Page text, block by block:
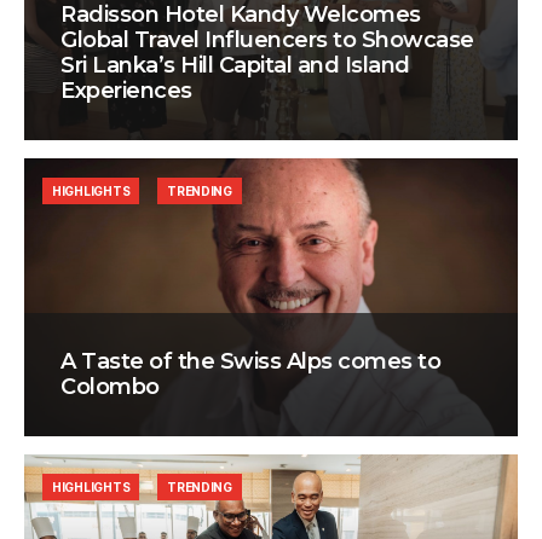
Radisson Hotel Kandy Welcomes
Global Travel Influencers to Showcase
Sri Lanka’s Hill Capital and Island
Experiences
A Taste of the Swiss Alps comes to
Colombo
HIGHLIGHTS TRENDING
HIGHLIGHTS TRENDING